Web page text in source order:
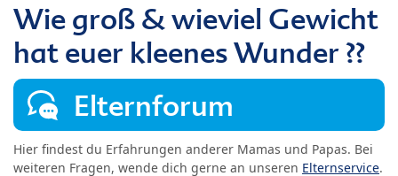
Wie groß & wieviel Gewicht
hat euer kleenes Wunder ??
Elternforum
Hier findest du Erfahrungen anderer Mamas und Papas. Bei
weiteren Fragen, wende dich gerne an unseren Elternservice.